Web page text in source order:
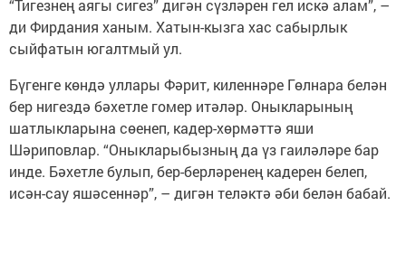
“Тигезнең аягы сигез” дигән сүзләрен гел искә алам”, –
ди Фирдания ханым. Хатын-кызга хас сабырлык
сыйфатын югалтмый ул.
Бүгенге көндә уллары Фәрит, киленнәре Гөлнара белән
бер нигездә бәхетле гомер итәләр. Оныкларының
шатлыкларына сөенеп, кадер-хөрмәттә яши
Шәриповлар. “Оныкларыбызның да үз гаиләләре бар
инде. Бәхетле булып, бер-берләренең кадерен белеп,
исән-сау яшәсеннәр”, – дигән теләктә әби белән бабай.